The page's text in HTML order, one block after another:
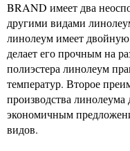
BRAND имеет два
другими видами
линолеум имеет
делает его прочным на
полиэстера линолеум
температур. Второе
производства
экономичным
видов.